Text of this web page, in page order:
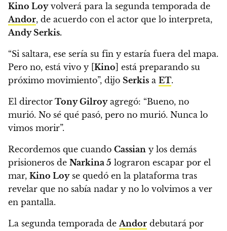
Kino Loyvolverá para la segunda temporada de
Andor, de acuerdo con el actor que lo interpreta,
Andy Serkis.
“Si saltara, ese sería su fin y estaría fuera del mapa.
Pero no, está vivo y [ Kino ] está preparando su
próximo movimiento”, dijo Serkis a ET.
El director Tony Gilroyagregó: “Bueno, no
murió. No sé qué pasó, pero no murió. Nunca lo
vimos morir”.
Recordemos que cuando Cassian y los demás
prisioneros de Narkina 5 lograron escapar por el
mar, Kino Loyse quedó en la plataforma tras
revelar que no sabía nadar y no lo volvimos a ver
en pantalla.
La segunda temporada deAndor debutará por